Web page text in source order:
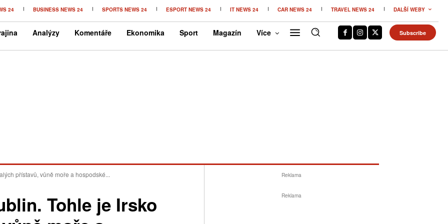
24 BUSINESS NEWS 24 SPORTS NEWS 24 ESPORT NEWS 24 IT NEWS 24 CAR NEWS 24 TRAVEL NEWS 24 DALŠÍ WEBY
Analýzy Komentáře Ekonomika Sport Magazín Více Subscribe
přístavů, vůně moře a hospodské...
Tohle je Irsko
Reklama
Reklama